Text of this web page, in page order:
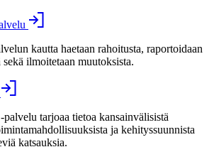
kautta haetaan rahoitusta, raportoidaan
ilmoitetaan muutoksista.
tarjoaa tietoa kansainvälisistä
ja kehityssuunnista
katsauksia.